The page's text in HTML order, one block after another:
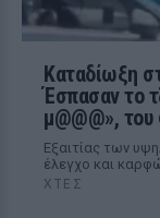
Καταδίωξη
Έσπασαν το
μ@@@»,
Εξαιτίας των
έλεγχο και
ΧΤΕΣ